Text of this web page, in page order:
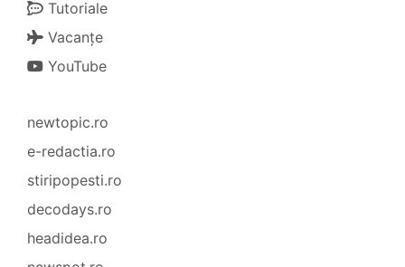
Tutoriale
Vacanțe
YouTube
newtopic.ro
e-redactia.ro
stiripopesti.ro
decodays.ro
headidea.ro